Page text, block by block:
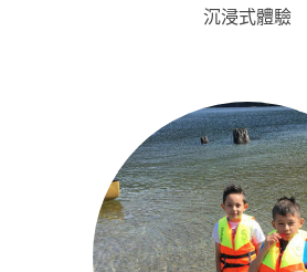
沉浸式體驗